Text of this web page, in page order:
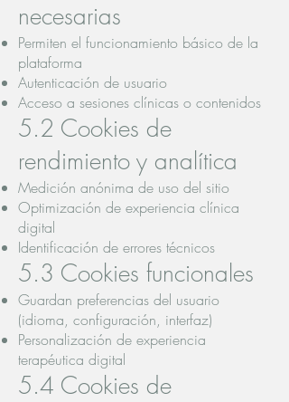
necesarias
Permiten el funcionamiento básico de la
plataforma
Autenticación de usuario
Acceso a sesiones clínicas o contenidos
5.2 Cookies de
rendimiento y analítica
Medición anónima de uso del sitio
Optimización de experiencia clínica
digital
Identificación de errores técnicos
5.3 Cookies funcionales
Guardan preferencias del usuario
(idioma, configuración, interfaz)
Personalización de experiencia
terapéutica digital
5.4 Cookies de